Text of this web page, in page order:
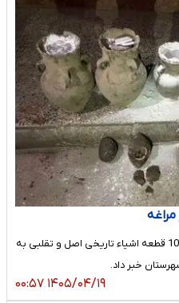
فرمانده انتظامی مراغه از کشف تعداد 10 قطعه اشیاء تاریخی اصل و تقلبی به
۱۴۰۵/۰۴/۱۹ ۰۰:۵۷